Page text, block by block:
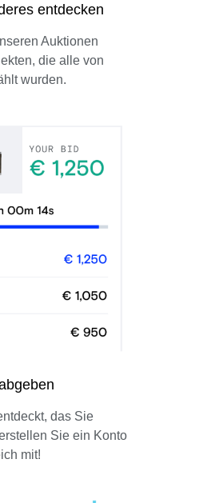
entdecken
Auktionen
die alle von
wurden.
das Sie
Sie ein Konto
mit!